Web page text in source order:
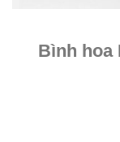
Bình hoa